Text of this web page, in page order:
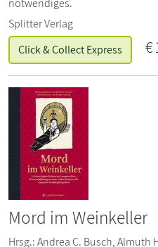
notwendiges.
Splitter Verlag
Click & Collect Express
€
Mord im Weinkeller
Hrsg.: Andrea C. Busch, Almuth